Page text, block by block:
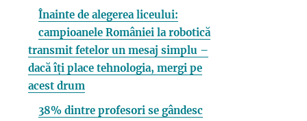
Înainte de alegerea liceului:
campioanele României la robotică
transmit fetelor un mesaj simplu –
dacă îți place tehnologia, mergi pe
acest drum
38% dintre profesori se gândesc